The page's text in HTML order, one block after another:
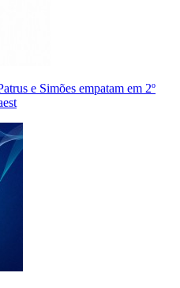
e Simões empatam em 2º